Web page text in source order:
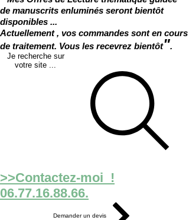
de manuscrits enluminés seront bientôt
disponibles ...
Actuellement , vos commandes sont en cours
de traitement. Vous les recevrez bientôt".
Je recherche sur
votre site ...
>>Contactez-moi !
06.77.16.88.66.
Demander un devis